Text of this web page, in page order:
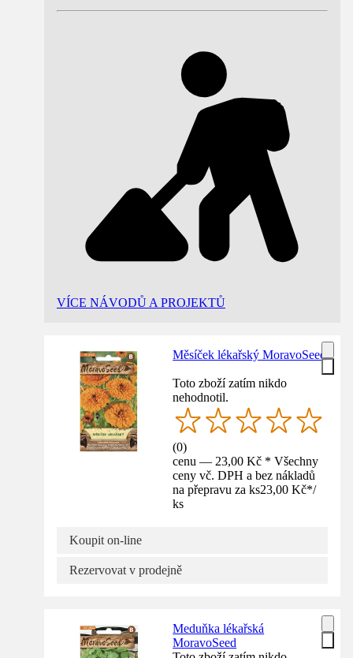
VÍCE NÁVODŮ A PROJEKTŮ
Měsíček lékařský MoravoSeed
Toto zboží zatím nikdo
nehodnotil.
(0)
cenu — 23,00 Kč * Všechny
ceny vč. DPH a bez nákladů
na přepravu za ks23,00 Kč*/
ks
Koupit on-line
Rezervovat v prodejně
Meduňka lékařská
MoravoSeed